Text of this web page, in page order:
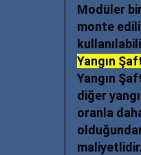
Modüler
monte
Yangın
Yangın
diğer
oranla